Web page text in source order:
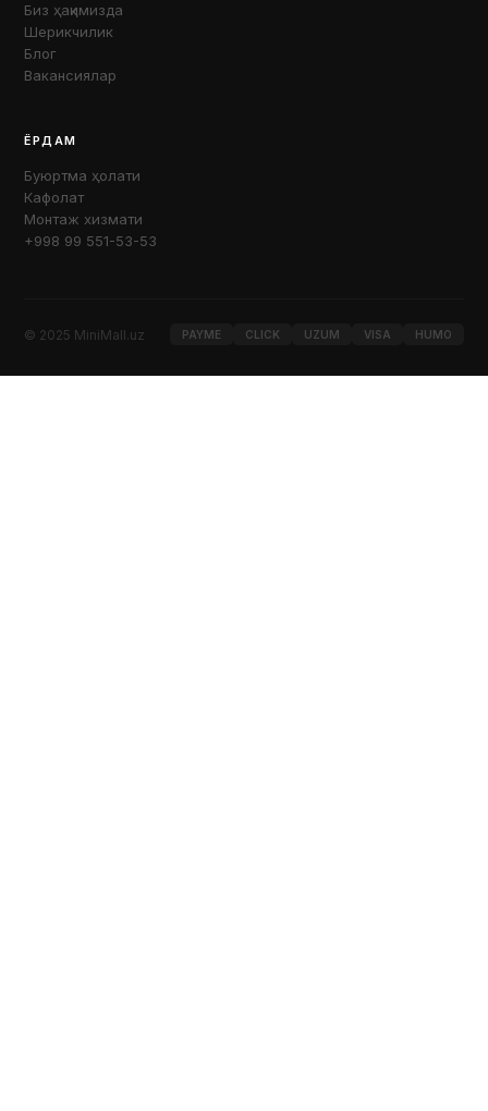
Биз ҳақимизда
Шерикчилик
Блог
Вакансиялар
ЁРДАМ
Буюртма ҳолати
Кафолат
Монтаж хизмати
+998 99 551-53-53
© 2025 MiniMall.uz PAYME CLICK UZUM VISA HUMO